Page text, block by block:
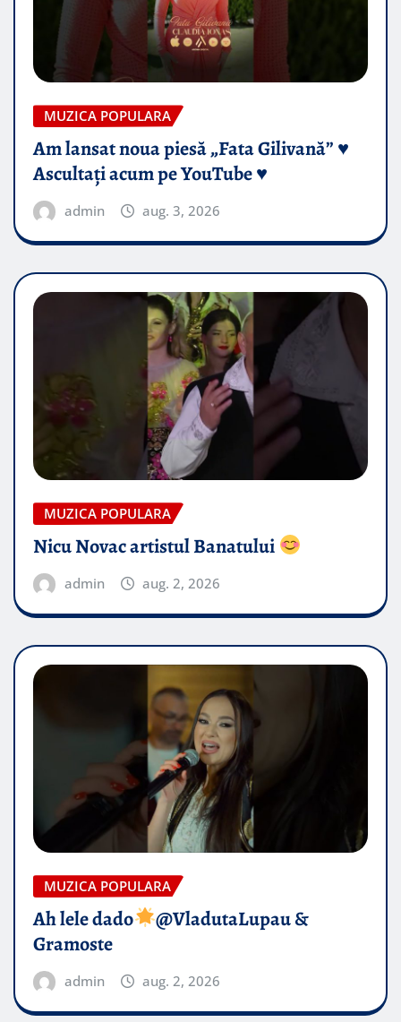
MUZICA POPULARA
Am lansat noua piesă „Fata Gilivană” ♥️
Ascultați acum pe YouTube ♥️
admin aug. 3, 2026
MUZICA POPULARA
Nicu Novac artistul Banatului
admin aug. 2, 2026
MUZICA POPULARA
Ah lele dado​
@VladutaLupau &
Gramoste
admin aug. 2, 2026